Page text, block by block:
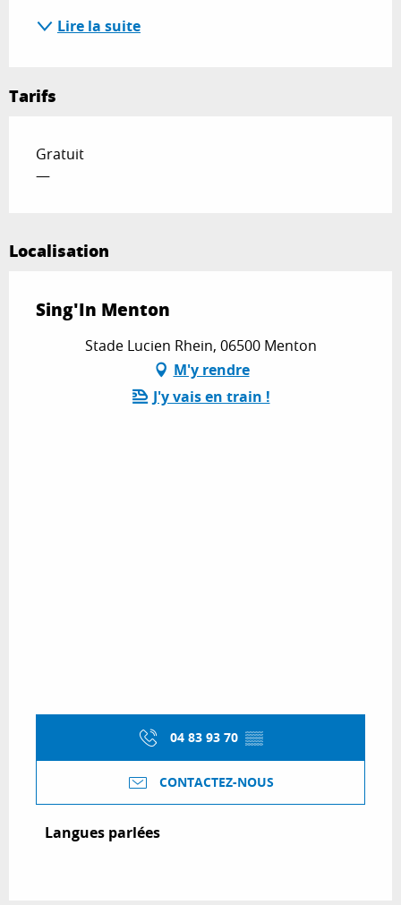
Lire la suite
Tarifs
Gratuit
—
Localisation
Sing'In Menton
Stade Lucien Rhein, 06500 Menton
M'y rendre
J'y vais en train !
04 83 93 70 ▒▒
CONTACTEZ-NOUS
Langues parlées
Langues parlées